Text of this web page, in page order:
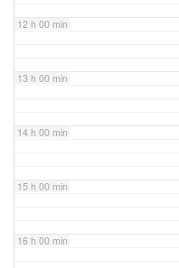
12 h 00 min
13 h 00 min
14 h 00 min
15 h 00 min
16 h 00 min